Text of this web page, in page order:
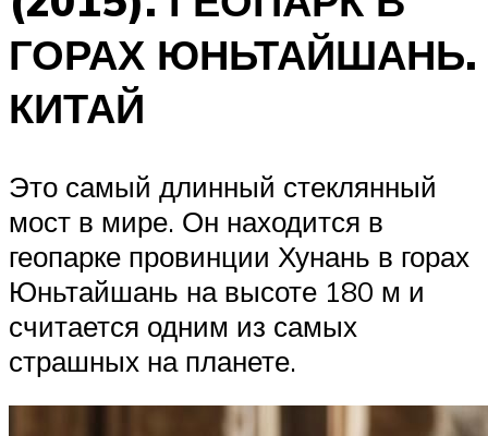
ГОРАХ ЮНЬТАЙШАНЬ.
КИТАЙ
Это самый длинный стеклянный
мост в мире. Он находится в
геопарке провинции Хунань в горах
Юньтайшань на высоте 180 м и
считается одним из самых
страшных на планете.